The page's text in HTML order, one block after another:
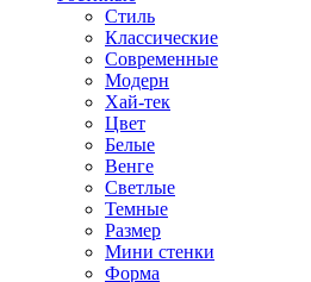
Стиль
Классические
Современные
Модерн
Хай-тек
Цвет
Белые
Венге
Светлые
Темные
Размер
Мини стенки
Форма